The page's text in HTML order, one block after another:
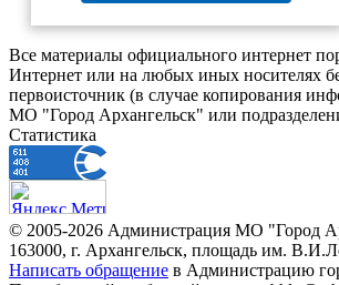
Все материалы официального интернет
Интернет или на любых иных носителях
первоисточник (в случае копирования
МО "Город Архангельск" или
Статистика
© 2005-2026 Администрация МО "Город
163000, г. Архангельск, площадь им.
Написать обращение в Администрацию